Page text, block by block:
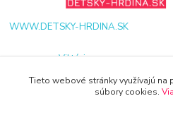
WWW.DETSKY-HRDINA.SK
Viktória
+421 940 949 000
Tieto webové stránky využívajú
súbory cookies.